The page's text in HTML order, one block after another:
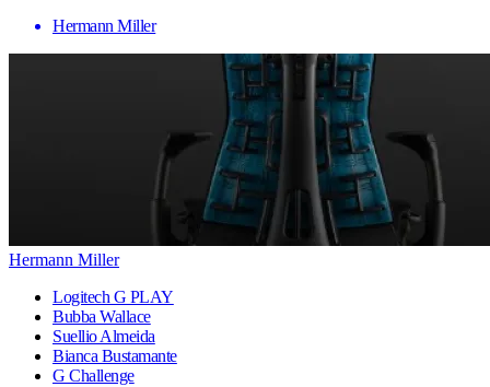
Hermann Miller
Hermann Miller
Logitech G PLAY
Bubba Wallace
Suellio Almeida
Bianca Bustamante
G Challenge